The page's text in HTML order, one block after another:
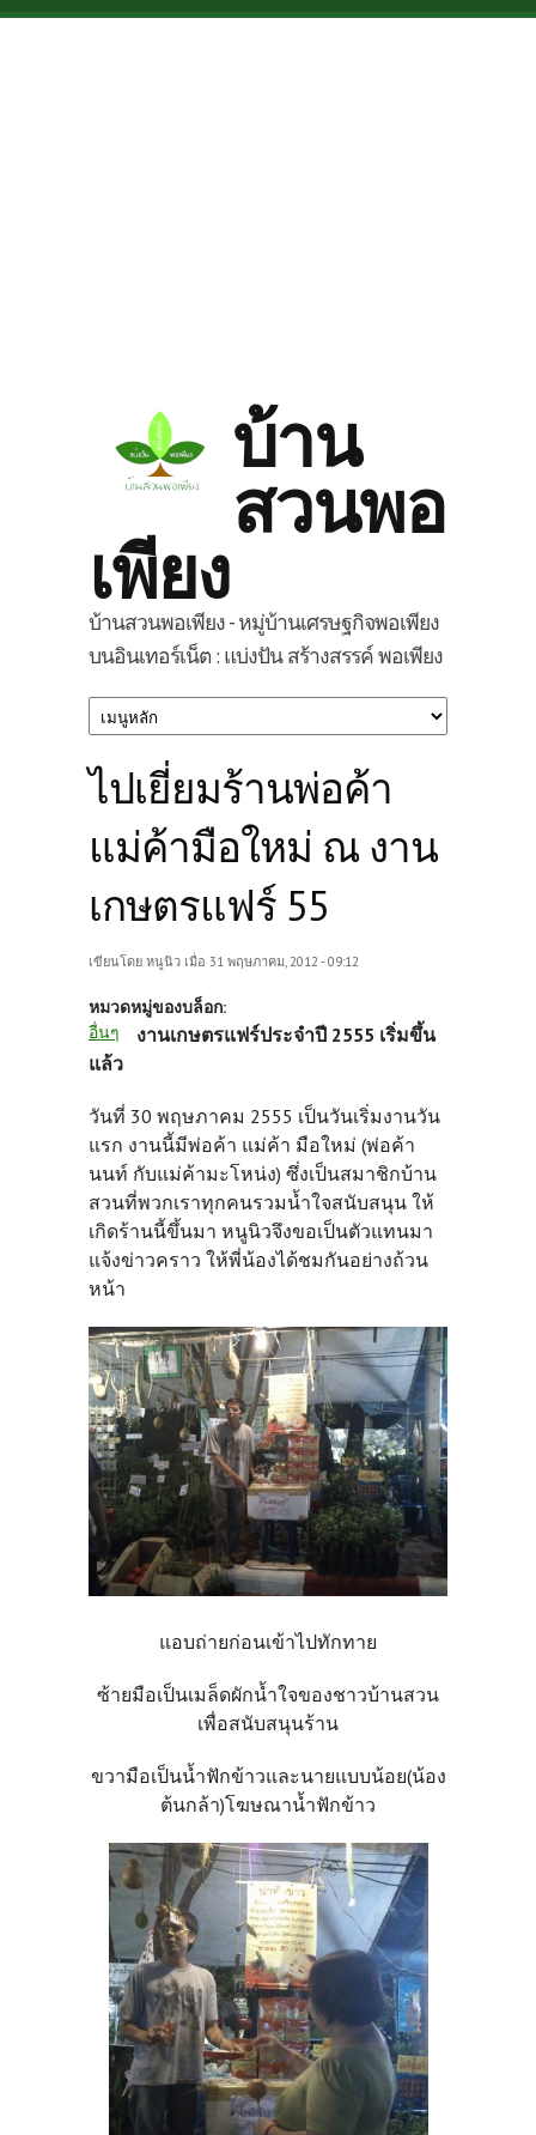
Skip to main content
บ้าน
สวนพอ
เพียง
บ้านสวนพอเพียง - หมู่บ้านเศรษฐกิจพอเพียง
บนอินเทอร์เน็ต : แบ่งปัน สร้างสรรค์ พอเพียง
ไปเยี่ยมร้านพ่อค้า
แม่ค้ามือใหม่ ณ งาน
เกษตรแฟร์ 55
เขียนโดย หนูนิว เมื่อ 31 พฤษภาคม, 2012 - 09:12
หมวดหมู่ของบล็อก:
อื่นๆ
งานเกษตรแฟร์ประจำปี 2555 เริ่มขึ้น
แล้ว
วันที่ 30 พฤษภาคม 2555 เป็นวันเริ่มงานวัน
แรก งานนี้มีพ่อค้า แม่ค้า มือใหม่ (พ่อค้า
นนท์ กับแม่ค้ามะโหน่ง) ซึ่งเป็นสมาชิกบ้าน
สวนที่พวกเราทุกคนรวมน้ำใจสนับสนุน ให้
เกิดร้านนี้ขึ้นมา หนูนิวจึงขอเป็นตัวแทนมา
แจ้งข่าวคราว ให้พี่น้องได้ชมกันอย่างถ้วน
หน้า
แอบถ่ายก่อนเข้าไปทักทาย
ซ้ายมือเป็นเมล็ดผักน้ำใจของชาวบ้านสวน
เพื่อสนับสนุนร้าน
ขวามือเป็นน้ำฟักข้าวและนายแบบน้อย(น้อง
ต้นกล้า)โฆษณาน้ำฟักข้าว